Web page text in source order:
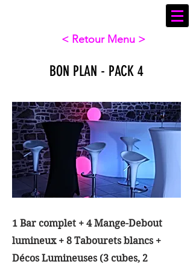
< Retour Menu >
BON PLAN - PACK 4
1 Bar complet + 4 Mange-Debout
lumineux + 8 Tabourets blancs +
Décos Lumineuses (3 cubes, 2